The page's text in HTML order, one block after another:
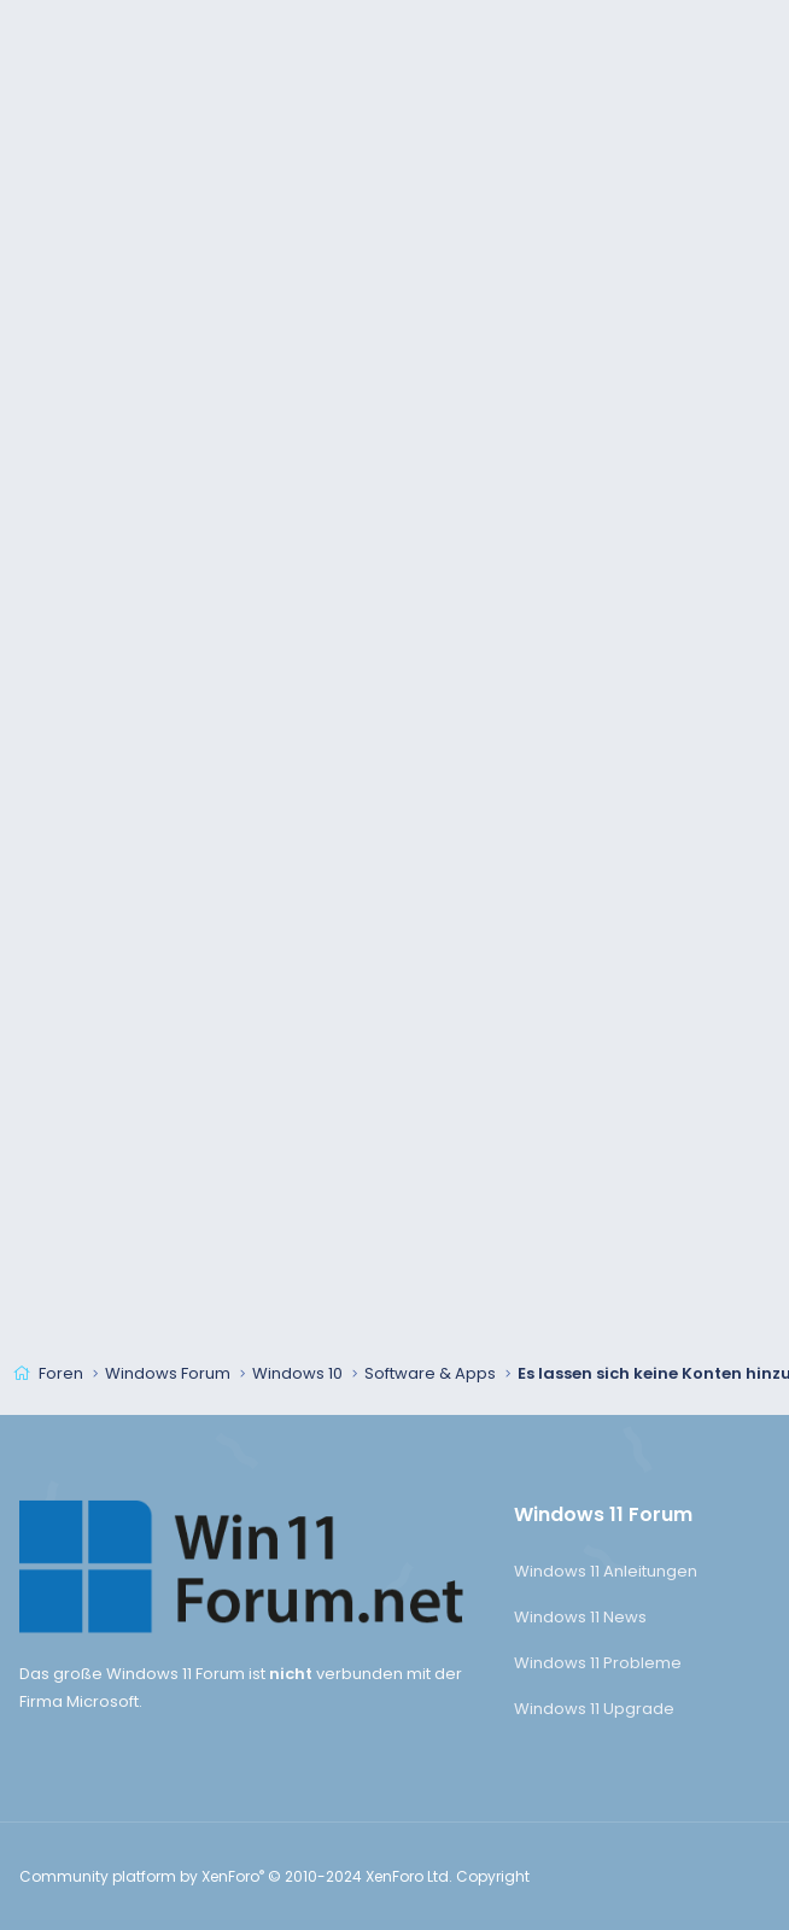
Foren Windows Forum Windows 10 Software & Apps
Das große Windows 11 Forum ist nicht verbunden mit der
Firma Microsoft.
Windows 11 Forum
Windows 11 Anleitungen
Windows 11 News
Windows 11 Probleme
Windows 11 Upgrade
Community platform by XenForo® © 2010-2024 XenForo Ltd. Copyright